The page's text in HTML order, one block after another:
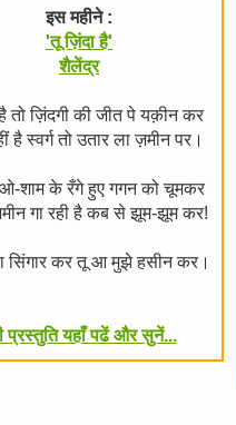
इस महीने :
'तू ज़िंदा है'
शैलेंद्र
तो ज़िंदगी की जीत पे यक़ीन कर
है स्वर्ग तो उतार ला ज़मीन पर।
शाम के रँगे हुए गगन को चूमकर
गा रही है कब से झूम-झूम कर!
सिंगार कर तू आ मुझे हसीन कर।
प्रस्तुति यहाँ पढें और सुनें...